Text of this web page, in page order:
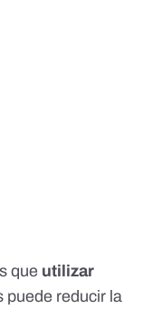
que utilizar
puede reducir la